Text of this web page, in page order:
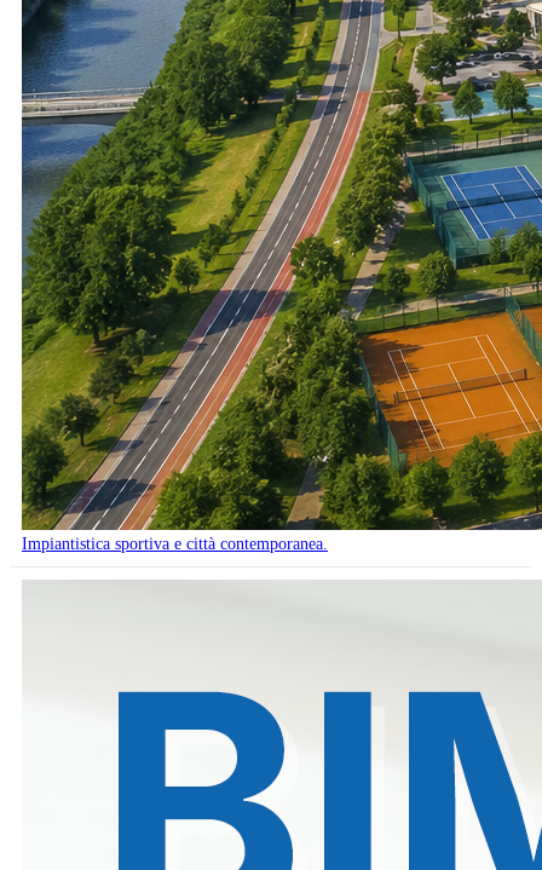
Impiantistica sportiva e città contemporanea.